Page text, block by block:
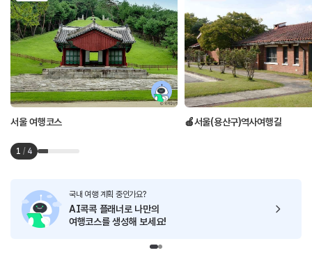
서울 여행코스 🍎서울(용산구)역사여행길
1 / 4
국내 여행 계획 중인가요?
AI콕콕 플래너로 나만의
여행코스를 생성해 보세요!